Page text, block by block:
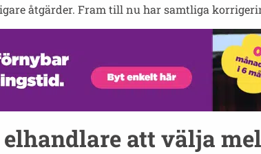
åtgärder. Fram till nu har samtliga
att välja